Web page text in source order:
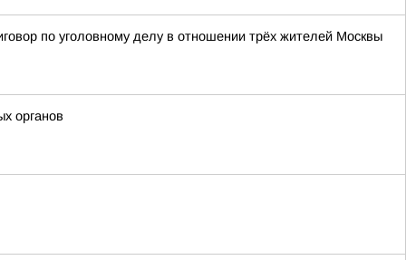
по уголовному делу в отношении трёх жителей Москвы
органов